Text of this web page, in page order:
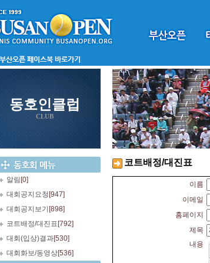
동호인클럽
CLUB
알림 [0]
대회공지요청 [947]
대회공지보기 [898]
코트배정/대진표 [792]
대회(입상)결과[530]
대회화보/동영상[536]
코트배정/대진표
이름
이메일
홈페이지
제목
내용